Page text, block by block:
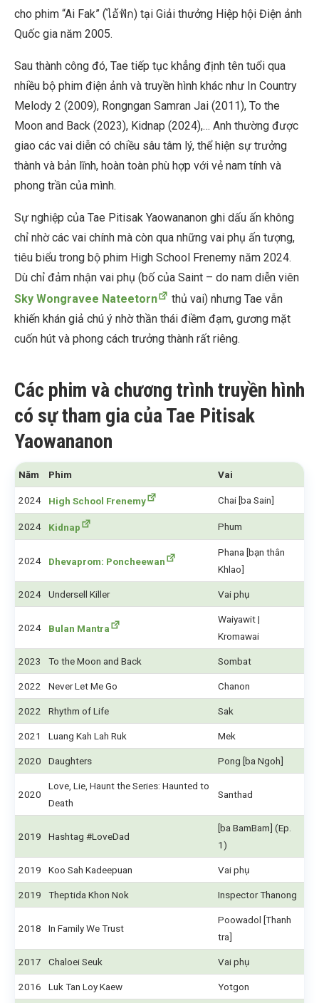
cho phim “Ai Fak” (ไอ้ฟัก) tại Giải thưởng Hiệp hội Điện ảnh
Quốc gia năm 2005.
Sau thành công đó, Tae tiếp tục khẳng định tên tuổi qua
nhiều bộ phim điện ảnh và truyền hình khác như In Country
Melody 2 (2009), Rongngan Samran Jai (2011), To the
Moon and Back (2023), Kidnap (2024),… Anh thường được
giao các vai diễn có chiều sâu tâm lý, thể hiện sự trưởng
thành và bản lĩnh, hoàn toàn phù hợp với vẻ nam tính và
phong trần của mình.
Sự nghiệp của Tae Pitisak Yaowananon ghi dấu ấn không
chỉ nhờ các vai chính mà còn qua những vai phụ ấn tượng,
tiêu biểu trong bộ phim High School Frenemy năm 2024.
Dù chỉ đảm nhận vai phụ (bố của Saint – do nam diễn viên
Sky Wongravee Nateetorn
thủ vai) nhưng Tae vẫn
khiến khán giả chú ý nhờ thần thái điềm đạm, gương mặt
cuốn hút và phong cách trưởng thành rất riêng.
Các phim và chương trình truyền hình
có sự tham gia của Tae Pitisak
Yaowananon
Năm Phim Vai
2024 High School Frenemy Chai [ba Sain]
2024 Kidnap Phum
2024 Dhevaprom: Poncheewan
Phana [bạn thân
Khlao]
2024 Undersell Killer Vai phụ
2024 Bulan Mantra
Waiyawit |
Kromawai
2023 To the Moon and Back Sombat
2022 Never Let Me Go Chanon
2022 Rhythm of Life Sak
2021 Luang Kah Lah Ruk Mek
2020 Daughters Pong [ba Ngoh]
2020
Love, Lie, Haunt the Series: Haunted to
Death
Santhad
2019 Hashtag #LoveDad
[ba BamBam] (Ep.
1)
2019 Koo Sah Kadeepuan Vai phụ
2019 Theptida Khon Nok Inspector Thanong
2018 In Family We Trust
Poowadol [Thanh
tra]
2017 Chaloei Seuk Vai phụ
2016 Luk Tan Loy Kaew Yotgon